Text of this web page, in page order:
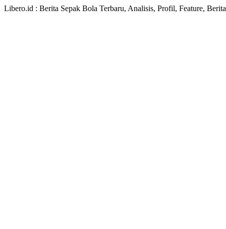
Libero.id : Berita Sepak Bola Terbaru, Analisis, Profil, Feature,